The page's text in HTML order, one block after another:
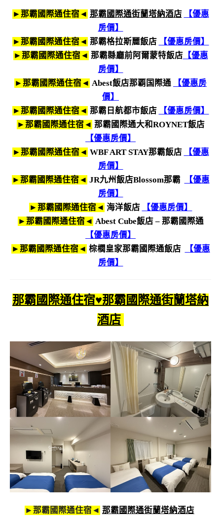
►那霸國際通住宿◄ 那霸國際通街蘭塔納酒店
【優惠
房價】
►那霸國際通住宿◄ 那霸格拉斯麗飯店
【優惠房價】
►那霸國際通住宿◄ 那霸縣廳前阿爾蒙特飯店【優惠
房價】
►那霸國際通住宿◄ Abest飯店那覇国際通
【優惠房
價】
►那霸國際通住宿◄ 那霸日航都市飯店
【優惠房價】
►那霸國際通住宿◄ 那霸國際通大和ROYNET飯店
【優惠房價】
►那霸國際通住宿◄ WBF ART STAY那霸飯店
【優惠
房價】
►那霸國際通住宿◄ JR九州飯店Blossom那霸
【優惠
房價】
►那霸國際通住宿◄ 海洋飯店
【優惠房價】
►那霸國際通住宿◄ Abest Cube飯店 – 那霸國際通
【優惠房價】
►那霸國際通住宿◄ 棕櫚皇家那霸國際通飯店
【優惠
房價】
那霸國際通住宿♥那霸國際通街蘭塔納
酒店
►那霸國際通住宿◄ 那霸國際通街蘭塔納酒店